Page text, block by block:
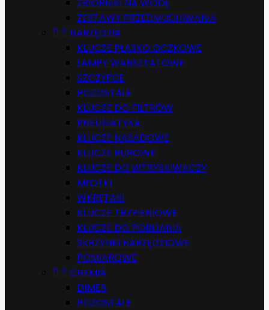
ZESTAWY PRZEDMUCHIWANIA
  NARZĘDZIA
KLUCZE PŁASKO OCZKOWE
LAMPY WARSZTATOWE
SZCZYPCE
POZOSTAŁE
KLUCZE DO FILTRÓW
PNEUMATYKA
KLUCZE NASADOWE
KLUCZE RUROWE
KLUCZE DO WTRYSKIWACZY
MŁOTKI
WKRĘTAKI
KLUCZE TRZPIENIOWE
KLUCZE DO POBIJANIA
SKRZYNKI NARZĘDZIOWE
POMIAROWE
  CHEMIA
DIMER
POZOSTAŁE